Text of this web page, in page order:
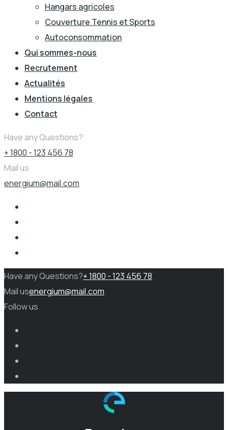
Hangars agricoles
Couverture Tennis et Sports
Autoconsommation
Qui sommes-nous
Recrutement
Actualités
Mentions légales
Contact
Have any Questions?
+ 1800 - 123 456 78
Mail us
energium@mail.com
Have any Questions?+ 1800 - 123 456 78
Mail usenergium@mail.com
Follow us